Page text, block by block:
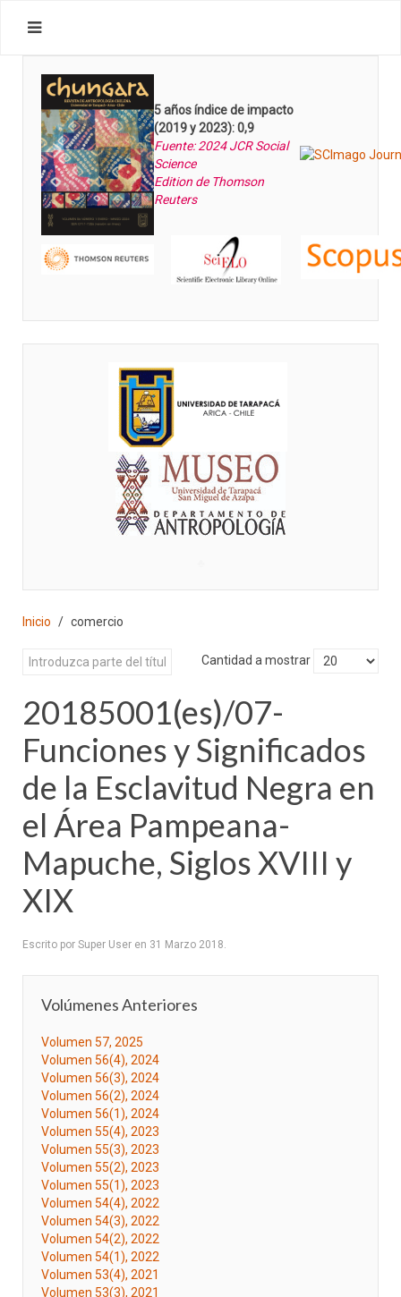
5 años índice de impacto
(2019 y 2023): 0,9
Fuente: 2024 JCR Social
Science
Edition de Thomson
Reuters
Inicio comercio
Cantidad a mostrar
20185001(es)/07-
Funciones y Significados
de la Esclavitud Negra en
el Área Pampeana-
Mapuche, Siglos XVIII y
XIX
Escrito por Super User en 31 Marzo 2018.
Volúmenes Anteriores
Volumen 57, 2025
Volumen 56(4), 2024
Volumen 56(3), 2024
Volumen 56(2), 2024
Volumen 56(1), 2024
Volumen 55(4), 2023
Volumen 55(3), 2023
Volumen 55(2), 2023
Volumen 55(1), 2023
Volumen 54(4), 2022
Volumen 54(3), 2022
Volumen 54(2), 2022
Volumen 54(1), 2022
Volumen 53(4), 2021
Volumen 53(3), 2021